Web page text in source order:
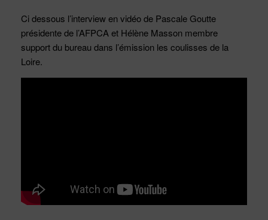
Ci dessous l’interview en vidéo de Pascale Goutte
présidente de l’AFPCA et Hélène Masson membre
support du bureau dans l’émission les coulisses de la
Loire.